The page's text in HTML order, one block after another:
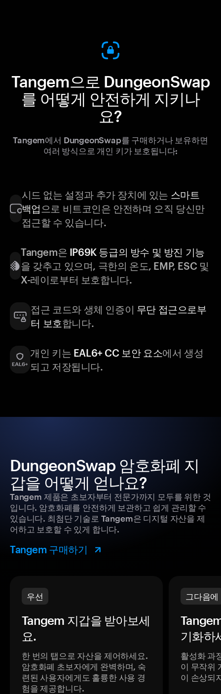
Tangem으로 DungeonSwap
를 어떻게 안전하게 지키나
요?
Tangem에서 DungeonSwap를 구매하거나 보유하면
여러 방식으로 개인 키가 보호됩니다:
시드 없는 설정과 추가 장치에 있는 스마트
백업 으로 비트코인은 안전하며 오직 당신만
접근할 수 있습니다.
Tangem은 IP69K 등급의 방수 및 방진 기능
을 갖추고 있으며, 극한의 온도, EMP, ESC 및
X-레이로부터 보호합니다.
접근 코드와 생체 인증이 무단 접근으로부
터 보호합니다.
개인 키는 EAL6+ CC 보안 요소에서 생성
되고 저장됩니다.
DungeonSwap 암호화폐 지
갑을 어떻게 얻나요?
Tangem 제품은 초보자부터 전문가까지 모두를 위한 것
입니다. 암호화폐를 안전하게 보관하고 쉽게 관리할 수
있습니다. 최첨단 기술로 Tangem은 디지털 자산을 제
어하고 보호할 수 있게 합니다.
Tangem 구매하기
우선
Tangem 지갑을 받아보세
요.
한 번의 탭으로 자산을 제어하세요.
암호화폐 초보자에게 완벽하며, 숙
련된 사용자에게도 훌륭한 사용 경
험을 제공합니다.
그다음에
기화하
활성화 과
이 무작위
이 손상되